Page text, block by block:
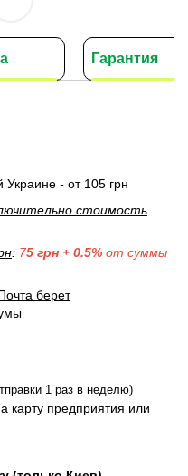
Гарантия
Украине - от 105 грн
стоимость
: 75 грн + 0.5% от суммы
берет
1 раз в неделю)
карту предприятия или